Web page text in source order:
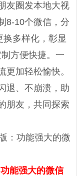
友圈发本地大视
8-10个微信，分
多样化，彰显
方便快捷。一
更加轻松愉快。
退、不崩溃，助
朋友，共同探索
：功能强大的微
能强大的微信